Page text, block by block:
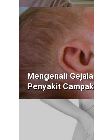
Mengenali
Penyakit